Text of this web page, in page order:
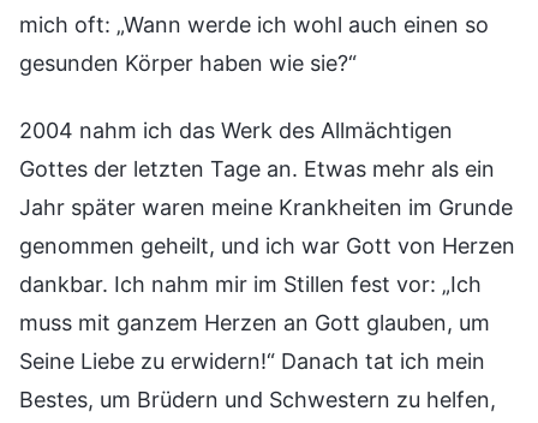
mich oft: „Wann werde ich wohl auch einen so
gesunden Körper haben wie sie?“
2004 nahm ich das Werk des Allmächtigen
Gottes der letzten Tage an. Etwas mehr als ein
Jahr später waren meine Krankheiten im Grunde
genommen geheilt, und ich war Gott von Herzen
dankbar. Ich nahm mir im Stillen fest vor: „Ich
muss mit ganzem Herzen an Gott glauben, um
Seine Liebe zu erwidern!“ Danach tat ich mein
Bestes, um Brüdern und Schwestern zu helfen,